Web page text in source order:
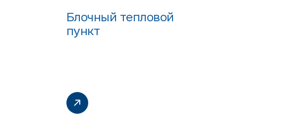
Блочный тепловой
пункт